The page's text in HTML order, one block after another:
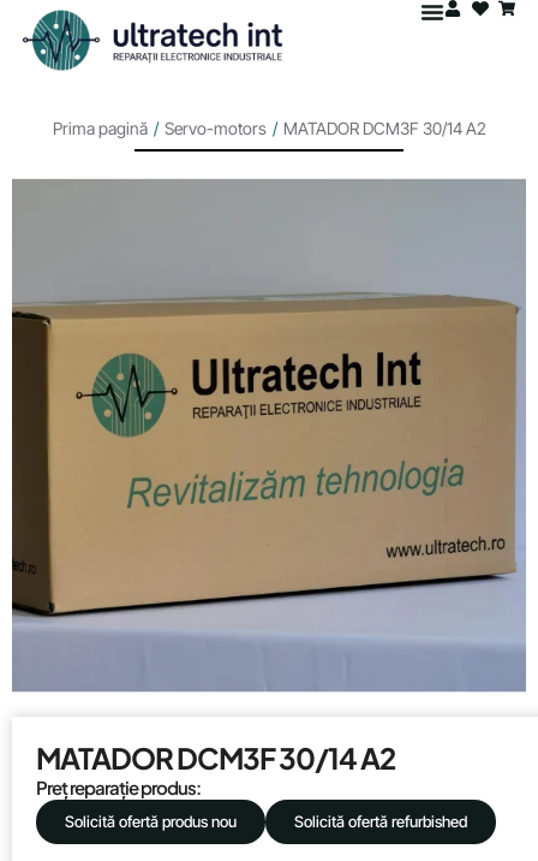
Prima pagină / Servo-motors / MATADOR DCM3F 30/14 A2
MATADOR DCM3F 30/14 A2
Preț reparație produs:
Solicită ofertă produs nou Solicită ofertă refurbished